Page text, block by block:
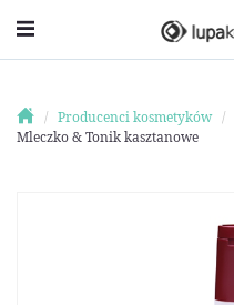
Producenci kosmetyków
Mleczko & Tonik kasztanowe